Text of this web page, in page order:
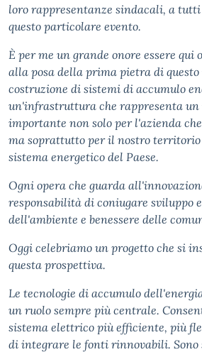
loro rappresentanze sindacali, a
questo particolare evento.
È per me un grande onore essere qui
alla posa della prima pietra di
costruzione di sistemi di accumulo
un'infrastruttura che rappresenta
importante non solo per l'azienda
ma soprattutto per il nostro
sistema energetico del Paese.
Ogni opera che guarda
responsabilità di coniugare sviluppo
dell'ambiente e benessere delle
Oggi celebriamo un progetto che si
questa prospettiva.
Le tecnologie di accumulo
un ruolo sempre più centrale.
sistema elettrico più efficiente, più
di integrare le fonti rinnovabili.